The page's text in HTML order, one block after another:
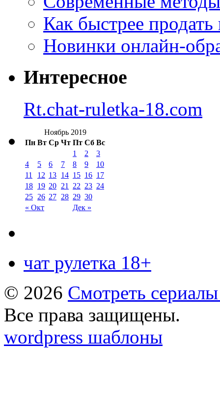
Как быстрее
Новинки онлайн-
Интересное
Rt.chat-ruletka-18.com
Ноябрь 2019
Пн Вт Ср Чт Пт Сб Вс
« Окт Дек »
1 2
3
4
5 6 7 8 9
10
11
12 13 14 15 16 17
18 19 20 21 22 23 24
25 26 27 28 29 30
чат рулетка 18+
© 2026 Смотреть
Все права защищены.
wordpress шаблоны